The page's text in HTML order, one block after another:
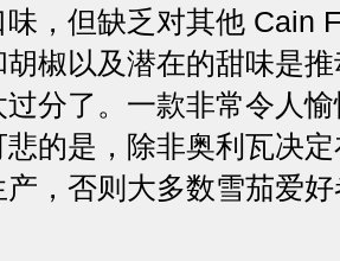
味，但缺乏对其他 Cain
椒以及潜在的甜味是
分了。一款非常令人
悲的是，除非奥利瓦决
，否则大多数雪茄爱